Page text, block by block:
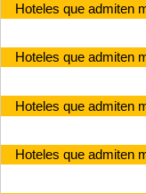
Hoteles que admiten
Hoteles que admiten
Hoteles que admiten
Hoteles que admiten